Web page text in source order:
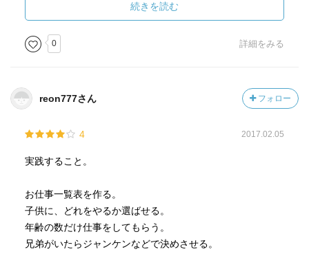
そういう違いも含めて、自分で得た報酬で好きな物を買え
るように教育したり、方法を学んだり、お金をふまえた遊
た。
としたことを教えて行こうと思います。
続きを読む
0 詳細をみる
reon777さん フォロー
4 2017.02.05
実践すること。
お仕事一覧表を作る。
子供に、どれをやるか選ばせる。
年齢の数だけ仕事をしてもらう。
兄弟がいたらジャンケンなどで決めさせる。